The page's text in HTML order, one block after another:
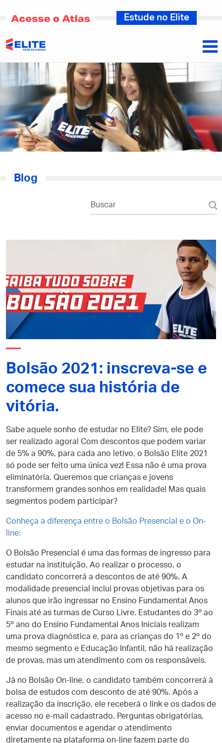
Estude no Elite
Blog
Bolsão 2021: inscreva-se e
comece sua história de
vitória.
Sabe aquele sonho de estudar no Elite? Sim, ele pode
ser realizado agora! Com descontos que podem variar
de 5% a 90%, para cada ano letivo, o Bolsão Elite 2021
só pode ser feito uma única vez! Essa não é uma prova
eliminatória. Queremos que crianças e jovens
transformem grandes sonhos em realidade! Mas quais
segmentos podem participar?
Conheça a d iferença entre o Bolsão Presencial e o On-
line:
O Bolsão Presencial é uma das formas de ingresso para
estudar na instituição. Ao realizar o processo, o
candidato concorrerá a descontos de até 90%. A
modalidade presencial inclui provas objetivas para os
alunos que irão ingressar no Ensino Fundamental Anos
Finais até as turmas de Curso Livre. Estudantes do 3º ao
5º ano do Ensino Fundamental Anos Iniciais realizam
uma prova diagnóstica e, para as crianças do 1º e 2º do
mesmo segmento e Educação Infantil, não há realização
de provas, mas um atendimento com os responsáveis.
Já no Bolsão On-line, o candidato também concorrerá à
bolsa de estudos com desconto de até 90%. Após a
realização da inscrição, ele receberá o link e os dados de
acesso no e-mail cadastrado. Perguntas obrigatórias,
enviar documentos e agendar o atendimento
diretamente na plataforma on-line fazem parte do